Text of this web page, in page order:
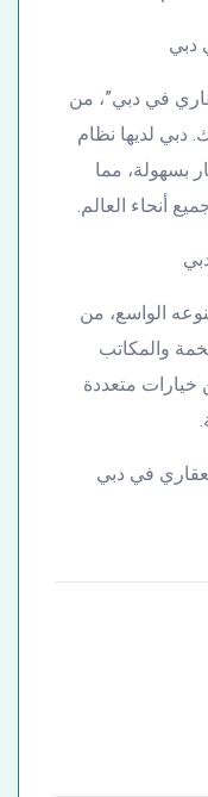
دبي
في دبي”، من
دبي لديها نظام
بسهولة، مما
أنحاء العالم.
الواسع، من
والمكاتب
خيارات متعددة
في دبي